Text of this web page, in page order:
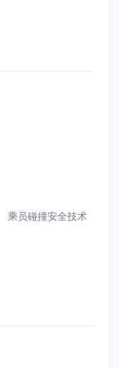
乘员碰撞安全技术